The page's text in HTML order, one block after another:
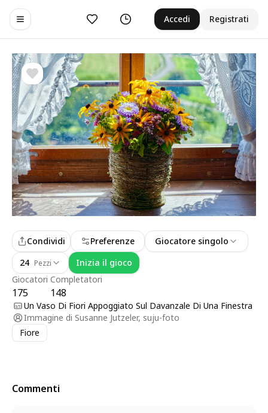
Toggle navigation menu
Preferiti Cronologia Accedi Registrati
Giocatori
175
Completatori
148
Condividi Preferenze
Giocatore singolo
24 Pezzi Inizia il gioco
Un Vaso Di Fiori Appoggiato Sul Davanzale Di Una Finestra
Immagine di Susanne Jutzeler, suju-foto
Fiore
Commenti